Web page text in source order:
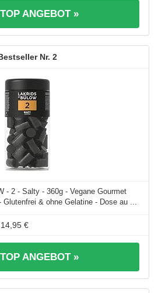
ANGEBOT »
2
- 2 - Salty - 360g - Vegane Gourmet
Glutenfrei & ohne Gelatine - Dose au ...
14,95 €
ANGEBOT »